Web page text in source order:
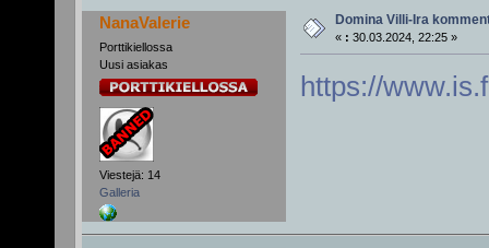
NanaValerie
Porttikiellossa
Uusi asiakas
Viestejä: 14
Galleria
Domina Villi-Ira
« : 30.03.2024, 22:25 »
https://